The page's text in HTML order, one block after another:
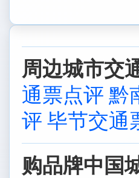
周边城市交
通票点评 黔
评 毕节交通
购品牌中国